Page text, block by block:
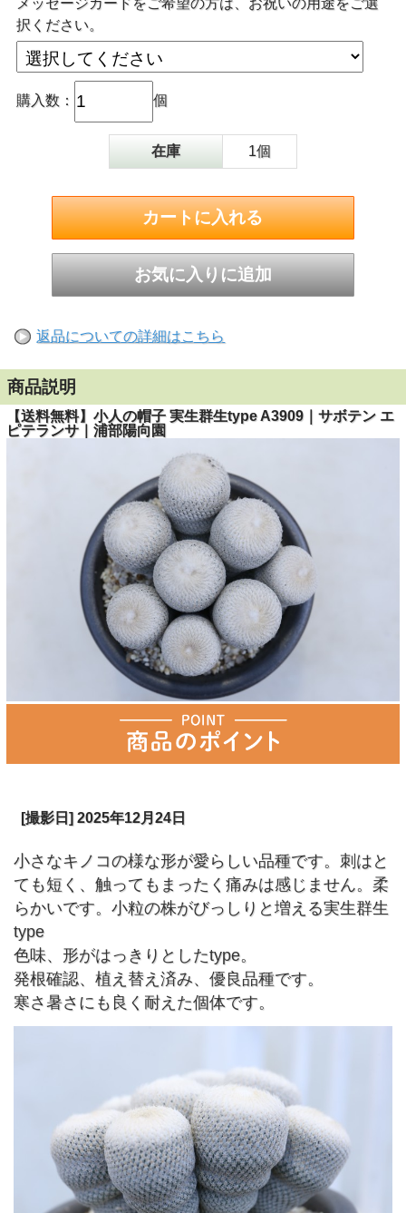
択ください。
購入数： 個
在庫 1個
返品についての詳細はこちら
商品説明
【送料無料】小人の帽子 実生群生type A3909｜サボテン エ
ピテランサ｜浦部陽向園
[撮影日] 2025年12月24日
小さなキノコの様な形が愛らしい品種です。刺はと
ても短く、触ってもまったく痛みは感じません。柔
らかいです。小粒の株がびっしりと増える実生群生
type
色味、形がはっきりとしたtype。
発根確認、植え替え済み、優良品種です。
寒さ暑さにも良く耐えた個体です。